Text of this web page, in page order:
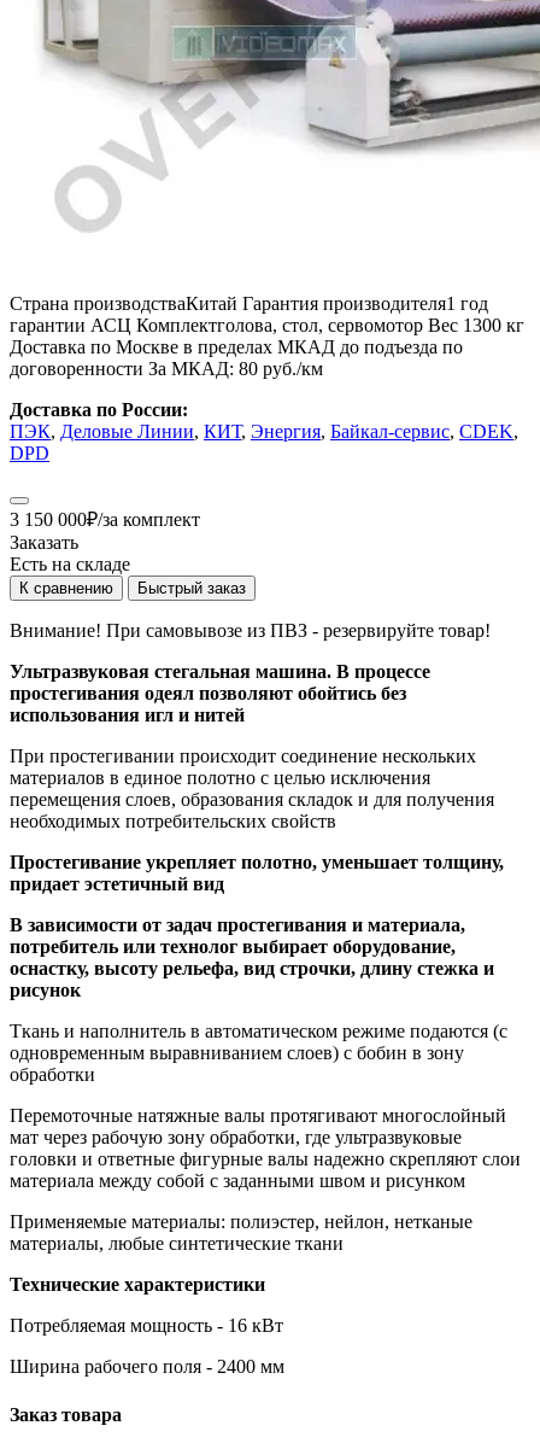
Страна производстваКитай Гарантия производителя1 год
гарантии АСЦ Комплектголова, стол, сервомотор Вес 1300 кг
Доставка по Москве в пределах МКАД до подъезда по
договоренности За МКАД: 80 руб./км
Доставка по России:
ПЭК, Деловые Линии, КИТ, Энергия, Байкал-сервис, CDEK,
DPD
3 150 000₽/за комплект
Заказать
Есть на складе
К сравнению Быстрый заказ
Внимание! При самовывозе из ПВЗ - резервируйте товар!
Ультразвуковая стегальная машина. В процессе
простегивания одеял позволяют обойтись без
использования игл и нитей
При простегивании происходит соединение нескольких
материалов в единое полотно с целью исключения
перемещения слоев, образования складок и для получения
необходимых потребительских свойств
Простегивание укрепляет полотно, уменьшает толщину,
придает эстетичный вид
В зависимости от задач простегивания и материала,
потребитель или технолог выбирает оборудование,
оснастку, высоту рельефа, вид строчки, длину стежка и
рисунок
Ткань и наполнитель в автоматическом режиме подаются (с
одновременным выравниванием слоев) с бобин в зону
обработки
Перемоточные натяжные валы протягивают многослойный
мат через рабочую зону обработки, где ультразвуковые
головки и ответные фигурные валы надежно скрепляют слои
материала между собой с заданными швом и рисунком
Применяемые материалы: полиэстер, нейлон, нетканые
материалы, любые синтетические ткани
Технические характеристики
Потребляемая мощность - 16 кВт
Ширина рабочего поля - 2400 мм
Заказ товара